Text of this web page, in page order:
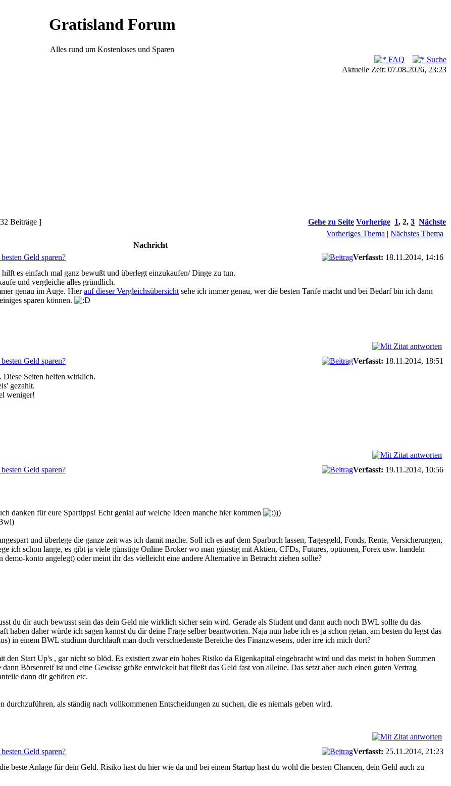
Gratisland Forum
Alles rund um Kostenloses und Sparen
FAQ
Suche
Aktuelle Zeit: 07.08.2026, 23:23
Beiträge ] Gehe zu Seite Vorherige 1, 2, 3 Nächste
Vorheriges Thema | Nächstes Thema
Nachricht
Geld sparen? Verfasst: 18.11.2014, 14:16
es einfach mal ganz bewußt und überlegt einzukaufen/ Dinge zu tun.
und vergleiche alles gründlich.
genau im Auge. Hierauf dieser Vergleichsübersicht sehe ich immer genau, wer die besten Tarife macht und bei Bedarf bin ich dann
sparen können.
Geld sparen? Verfasst: 18.11.2014, 18:51
Diese Seiten helfen wirklich.
gezahlt.
weniger!
Geld sparen? Verfasst: 19.11.2014, 10:56
danken für eure Spartipps! Echt genial auf welche Ideen manche hier kommen
))
und überlege die ganze zeit was ich damit mache. Soll ich es auf dem Sparbuch lassen, Tagesgeld, Fonds, Rente, Versicherungen,
ich schon lange, es gibt ja viele günstige Online Broker wo man günstig mit Aktien, CFDs, Futures, optionen, Forex usw. handeln
demo-konto angelegt) oder meint ihr das vielleicht eine andere Alternative in Betracht ziehen sollte?
du dir auch bewusst sein das dein Geld nie wirklich sicher sein wird. Gerade als Student und dann auch noch BWL sollte du das
haben daher würde ich sagen kannst du dir deine Frage selber beantworten. Naja nun habe ich es ja schon getan, am besten du legst das
in einem BWL studium durchläuft man doch verschiedenste Bereiche des Finanzwesens, oder irre ich mich dort?
den Start Up's , gar nicht so blöd. Es existiert zwar ein hohes Risiko da Eigenkapital eingebracht wird und das meist in hohen Summen
Börsenreif ist und eine Gewisse größe entwickelt hat fließt das Geld fast von alleine. Das setzt aber auch einen guten Vertrag
dann dir gehören etc.
durchzuführen, als ständig nach vollkommenen Entscheidungen zu suchen, die es niemals geben wird.
Geld sparen? Verfasst: 25.11.2014, 21:23
beste Anlage für dein Geld. Risiko hast du hier wie da und bei einem Startup hast du wohl die besten Chancen, dein Geld auch zu